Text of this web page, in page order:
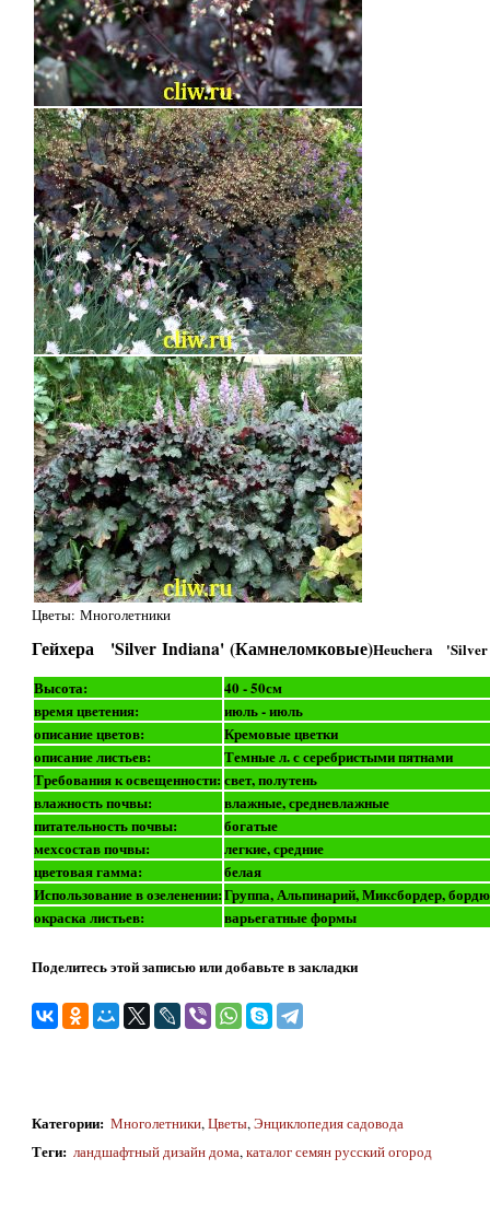
Цветы: Многолетники
Гейхера 'Silver Indiana' (Камнеломковые)Heuchera 'Silver
Высота:
40 - 50см
время цветения:
июль - июль
описание цветов:
Кремовые цветки
описание листьев:
Темные л. с серебристыми пятнами
Требования к освещенности: свет, полутень
влажность почвы:
влажные, средневлажные
питательность почвы:
богатые
мехсостав почвы:
легкие, средние
цветовая гамма:
белая
Использование в озеленении:Группа, Альпинарий, Миксбордер,
окраска листьев:
варьегатные формы
Поделитесь этой записью или добавьте в закладки
Категории: Многолетники,Цветы,Энциклопедия садовода
Теги: ландшафтный дизайн дома,каталог семян русский огород